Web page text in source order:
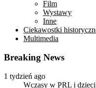
Film
Wystawy
Inne
Ciekawostki
Multimedia
Breaking News
1 tydzień ago
Wczasy w PRL i